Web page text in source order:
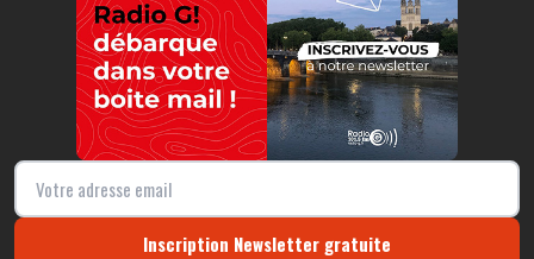
Inscription Newsletter gratuite